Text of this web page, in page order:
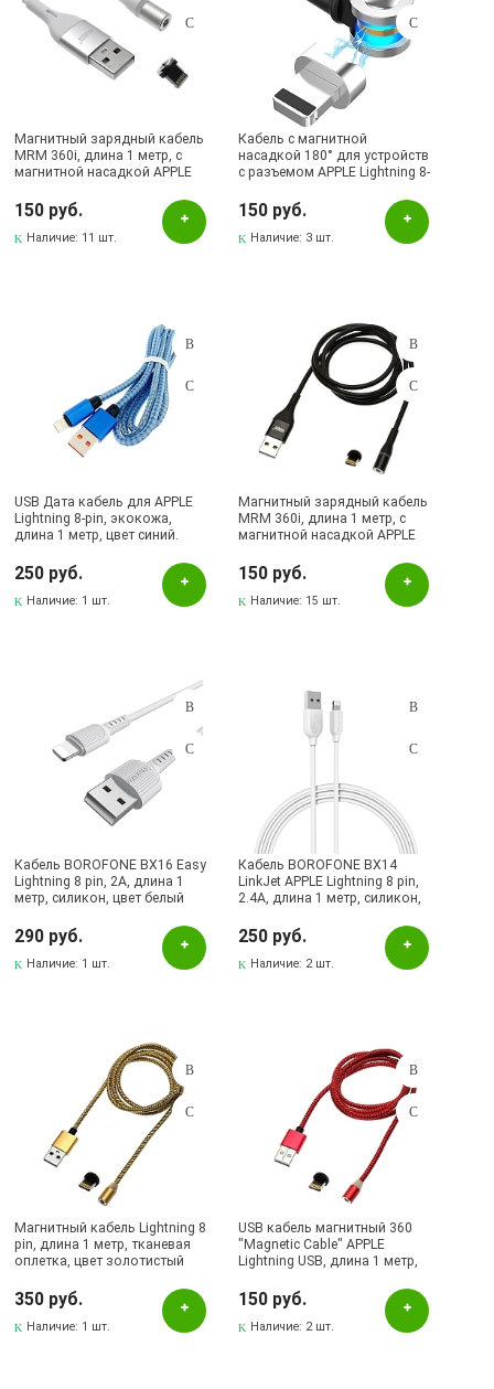
Магнитный зарядный кабель
MRM 360i, длина 1 метр, с
магнитной насадкой APPLE
Все по 150
150 руб.
Наличие: 11 шт.
Кабель с магнитной
насадкой 180° для устройств
с разъемом APPLE Lightning 8-
черный | Последняя цена
150 руб.
Наличие: 3 шт.
USB Дата кабель для APPLE
Lightning 8-pin, экокожа,
длина 1 метр, цвет синий.
250 руб.
Наличие: 1 шт.
Магнитный зарядный кабель
MRM 360i, длина 1 метр, с
магнитной насадкой APPLE
последняя цена
150 руб.
Наличие: 15 шт.
Кабель BOROFONE BX16 Easy
Lightning 8 pin, 2A, длина 1
метр, силикон, цвет белый
290 руб.
Наличие: 1 шт.
Кабель BOROFONE BX14
LinkJet APPLE Lightning 8 pin,
2.4А, длина 1 метр, силикон,
250 руб.
Наличие: 2 шт.
Магнитный кабель Lightning 8
pin, длина 1 метр, тканевая
оплетка, цвет золотистый
350 руб.
Наличие: 1 шт.
USB кабель магнитный 360
"Magnetic Cable" APPLE
Lightning USB, длина 1 метр,
красный | Все по 150
150 руб.
Наличие: 2 шт.